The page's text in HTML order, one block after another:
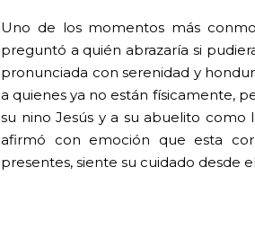
Uno de los momentos más
preguntó a quién abrazaría si
pronunciada con serenidad y
a quienes ya no están físicamente,
su nino Jesús y a su abuelito como
afirmó con emoción que esta
presentes, siente su cuidado desde